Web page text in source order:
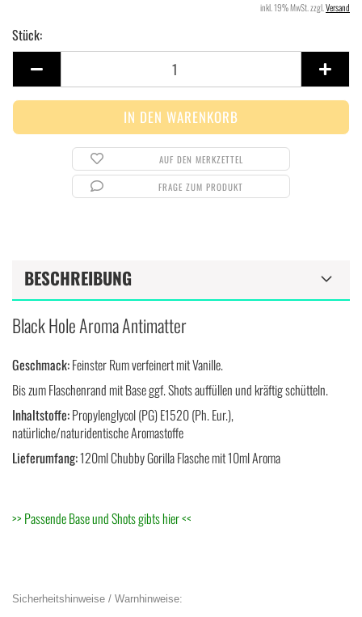
inkl. 19% MwSt. zzgl. Versand
Stück:
Stück
AUF DEN MERKZETTEL
FRAGE ZUM PRODUKT
BESCHREIBUNG
Black Hole Aroma Antimatter
Geschmack:Feinster Rum verfeinert mit Vanille.
Bis zum Flaschenrand mit Base ggf. Shots auffüllen und kräftig schütteln.
Inhaltstoffe:Propylenglycol (PG) E1520 (Ph. Eur.),
natürliche/naturidentische Aromastoffe
Lieferumfang:120ml Chubby Gorilla Flasche mit 10ml Aroma
>> Passende Base und Shots gibts hier<<
Sicherheitshinweise / Warnhinweise: